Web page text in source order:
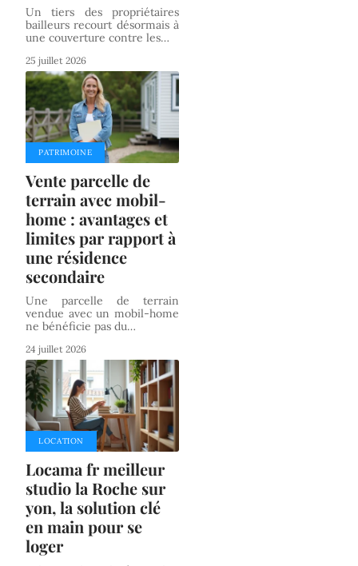
Un tiers des propriétaires
bailleurs recourt désormais à
une couverture contre les…
25 juillet 2026
PATRIMOINE
Vente parcelle de
terrain avec mobil-
home : avantages et
limites par rapport à
une résidence
secondaire
Une parcelle de terrain
vendue avec un mobil-home
ne bénéficie pas du…
24 juillet 2026
LOCATION
Locama fr meilleur
studio la Roche sur
yon, la solution clé
en main pour se
loger